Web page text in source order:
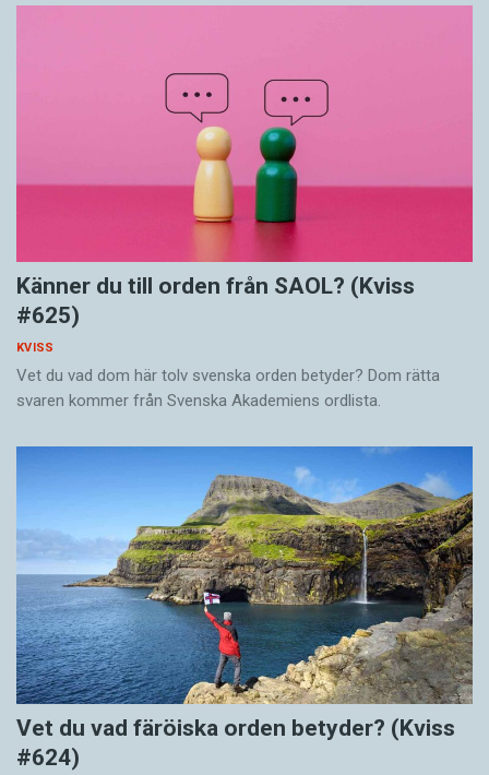
Känner du till orden från SAOL? (Kviss
#625)
KVISS
Vet du vad dom här tolv svenska orden betyder? Dom rätta
svaren kommer från Svenska Akademiens ordlista.
Vet du vad färöiska orden betyder? (Kviss
#624)